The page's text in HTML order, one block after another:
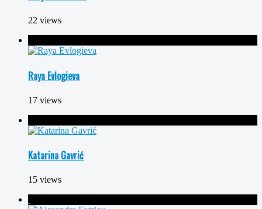
22 views
Raya Evlogieva
17 views
Katarina Gavrić
15 views